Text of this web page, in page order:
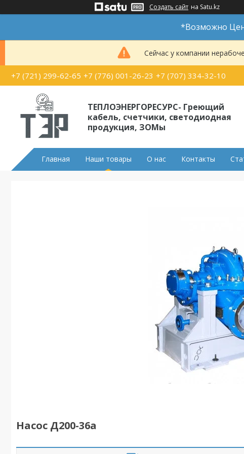
Создать сайт на Satu.kz
*Возможно
Сейчас у компании
+7 (721) 299-62-65 +7 (776) 001-26-23 +7 (707) 334-32-10
ТЕПЛОЭНЕРГОРЕСУРС- Греющий
кабель, счетчики, светодиодная
продукция, ЗОМы
Главная Наши товары О нас Контакты
Насос Д200-36а